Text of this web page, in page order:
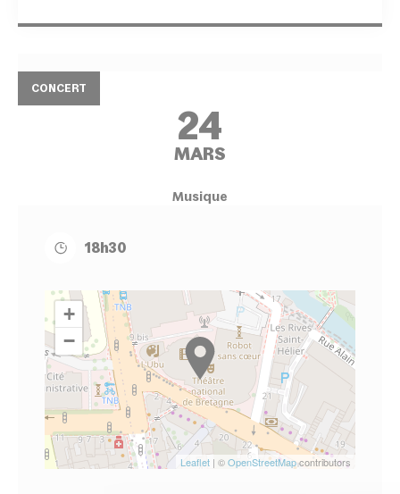
CONCERT
24
MARS
Musique
18h30
+
−
Leaflet | ©OpenStreetMapcontributors